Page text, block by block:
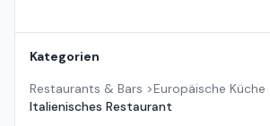
Kategorien
Restaurants & Bars >Europäische Küche
Italienisches Restaurant